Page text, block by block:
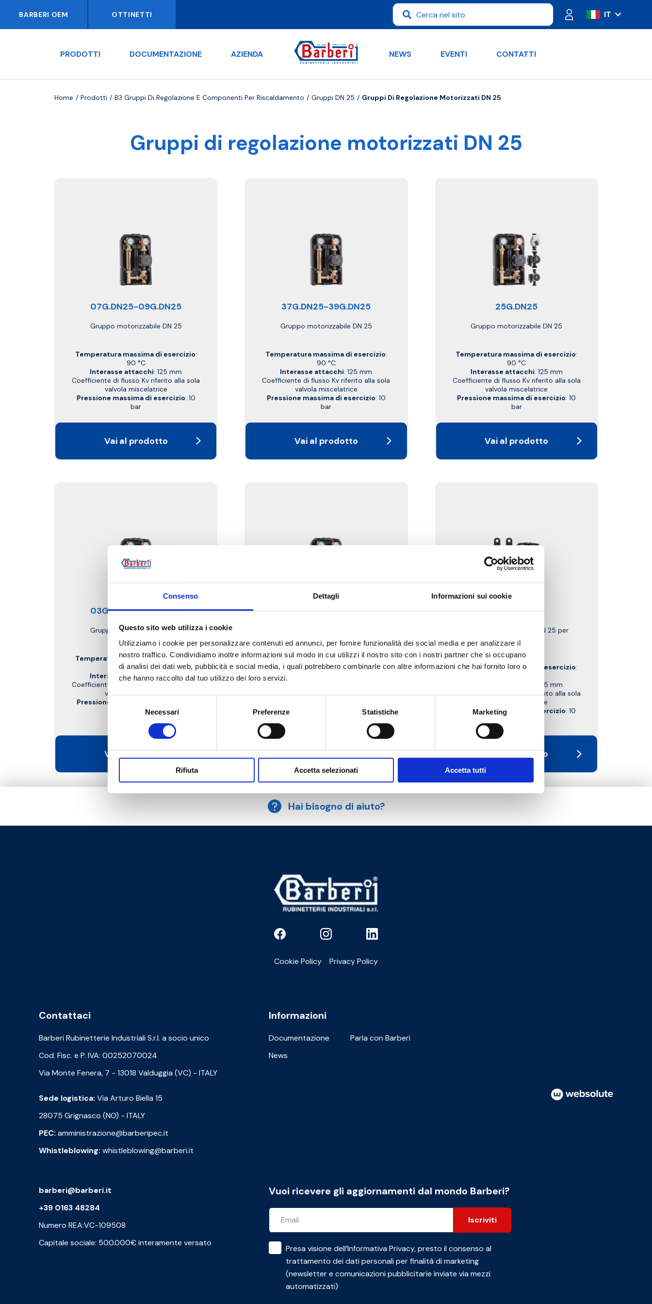
Consenso Dettagli Informazioni sui cookie
Questo sito web utilizza i cookie
Utilizziamo i cookie per personalizzare contenuti ed annunci, per fornire funzionalità dei social media e per analizzare il
nostro traffico. Condividiamo inoltre informazioni sul modo in cui utilizzi il nostro sito con i nostri partner che si occupano
di analisi dei dati web, pubblicità e social media, i quali potrebbero combinarle con altre informazioni che hai fornito loro o
che hanno raccolto dal tuo utilizzo dei loro servizi.
Selezione
Necessari Preferenze Statistiche Marketing
Rifiuta Accetta selezionati Accetta tutti
BARBERI OEM OTTINETTI
IT
ES
DE
PRODOTTI DOCUMENTAZIONE AZIENDA NEWS EVENTI CONTATTI
Home Prodotti B3 Gruppi Di Regolazione E Componenti Per Riscaldamento Gruppi DN 25 Gruppi Di Regolazione Motorizzati DN 25
Gruppi di regolazione motorizzati DN 25
07G.DN25-09G.DN25
Gruppo motorizzabile DN 25
Temperatura massima di esercizio:
90 °C
Interasse attacchi: 125 mm
Coefficiente di flusso Kv riferito alla sola
valvola miscelatrice
Pressione massima di esercizio: 10
bar
Vai al prodotto
37G.DN25-39G.DN25
Gruppo motorizzabile DN 25
Temperatura massima di esercizio:
90 °C
Interasse attacchi: 125 mm
Coefficiente di flusso Kv riferito alla sola
valvola miscelatrice
Pressione massima di esercizio: 10
bar
Vai al prodotto
25G.DN25
Gruppo motorizzabile DN 25
Temperatura massima di esercizio:
90 °C
Interasse attacchi: 125 mm
Coefficiente di flusso Kv riferito alla sola
valvola miscelatrice
Pressione massima di esercizio: 10
bar
Vai al prodotto
03G.DN25-05G.DN25
Gruppo motorizzabile DN 25
Temperatura massima di esercizio:
90 °C
Interasse attacchi : 125 mm
Coefficiente di flusso Kv riferito alla sola
valvola miscelatrice
Pressione massima di esercizio
Vai al prodotto
33G.DN25-35G.DN25
Temperatura massima di esercizio:
90 °C
Interasse attacchi
valvola miscelatrice
Vai al prodotto
47G.DN25
Gruppo motorizzabile DN 25 per
risc/raffr.
Temperatura massima di esercizio:
: 125 mm
Coefficiente di flusso Kv riferito alla sola
valvola miscelatrice
Pressione massima di esercizio: 10
Vai al prodotto
Hai bisogno di aiuto?
Cookie Policy Privacy Policy
Contattaci
Barberi Rubinetterie Industriali S.r.l. a socio unico
Cod. Fisc. e P. IVA: 00252070024
Via Monte Fenera, 7 - 13018 Valduggia (VC) - ITALY
Sede logistica: Via Arturo Biella 15
28075 Grignasco (NO) - ITALY
PEC: amministrazione@barberipec.it
Whistleblowing: whistleblowing@barberi.it
Informazioni
Documentazione
Parla con Barberi
News
barberi@barberi.it
+39 0163 48284
Numero REA:VC-109508
Capitale sociale: 500.000€ interamente versato
Vuoi ricevere gli aggiornamenti dal mondo Barberi?
Iscriviti
Presa visione dell’Informativa Privacy, presto il consenso al
trattamento dei dati personali per finalità di marketing
(newsletter e comunicazioni pubblicitarie inviate via mezzi
automatizzati)